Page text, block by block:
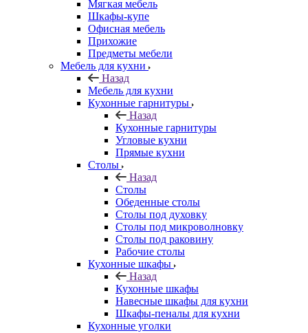
Мягкая мебель
Шкафы-купе
Офисная мебель
Прихожие
Предметы мебели
Мебель для кухни
Назад
Мебель для кухни
Кухонные гарнитуры
Назад
Кухонные гарнитуры
Угловые кухни
Прямые кухни
Столы
Назад
Столы
Обеденные столы
Столы под духовку
Столы под микроволновку
Столы под раковину
Рабочие столы
Кухонные шкафы
Назад
Кухонные шкафы
Навесные шкафы для кухни
Шкафы-пеналы для кухни
Кухонные уголки